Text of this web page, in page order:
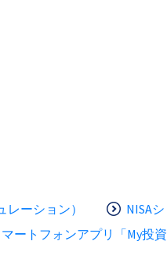
ーション）
NISA
ートフォンアプリ「My投資